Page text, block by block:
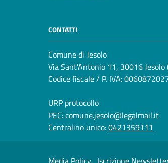
CONTATTI
Comune di Jesolo
Via Sant'Antonio 11, 30016 Jesolo
Codice fiscale / P. IVA:
URP protocollo
PEC:comune.jesolo@legalmail.it
Centralino unico:0421359111